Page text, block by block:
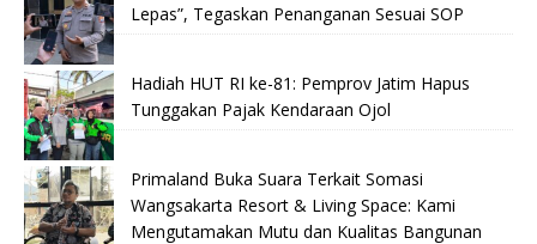
Lepas”, Tegaskan Penanganan Sesuai SOP
Hadiah HUT RI ke-81: Pemprov Jatim Hapus
Tunggakan Pajak Kendaraan Ojol
Primaland Buka Suara Terkait Somasi
Wangsakarta Resort & Living Space: Kami
Mengutamakan Mutu dan Kualitas Bangunan